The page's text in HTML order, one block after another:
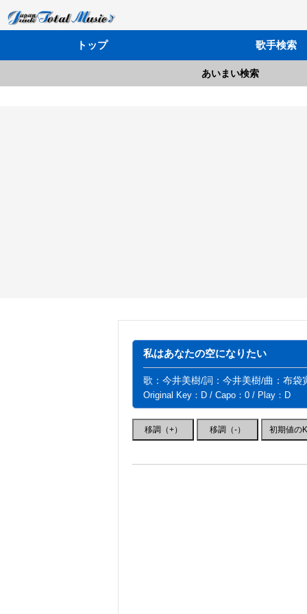
トップ 歌手検索
あいまい検索
私はあなたの空になりたい
歌：今井美樹/詞：今井美樹/曲：布袋
Original Key：D / Capo：0 / Play：D